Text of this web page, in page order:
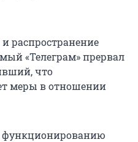
распространение
«Телеграм» прервал
что
меры в отношении
функционированию